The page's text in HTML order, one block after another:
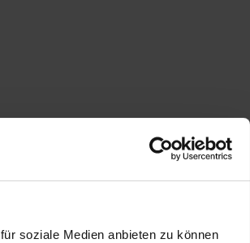
soziale Medien anbieten zu können